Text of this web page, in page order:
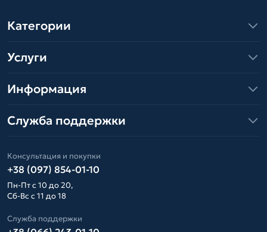
Категории
Услуги
Информация
Служба поддержки
Консультация и покупки
+38 (097) 854-01-10
Пн-Пт с 10 до 20,
Сб-Вс с 11 до 18
Служба поддержки